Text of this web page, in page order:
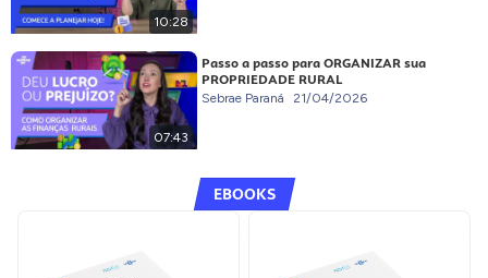
10:28
07:43
Passo a passo para ORGANIZAR sua
PROPRIEDADE RURAL
Sebrae Paraná 21/04/2026
EBOOKS